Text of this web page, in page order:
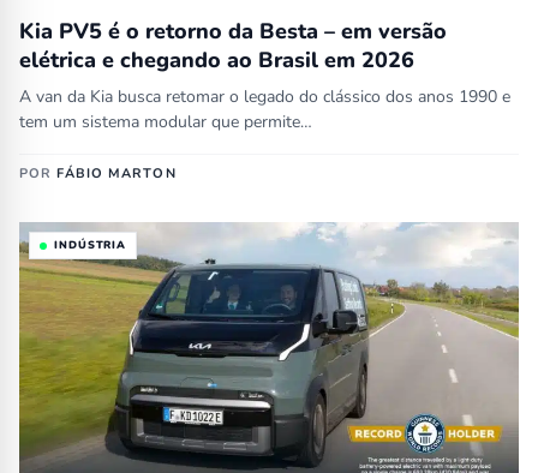
Kia PV5 é o retorno da Besta – em versão
elétrica e chegando ao Brasil em 2026
A van da Kia busca retomar o legado do clássico dos anos 1990 e
tem um sistema modular que permite…
PORFÁBIO MARTON
INDÚSTRIA